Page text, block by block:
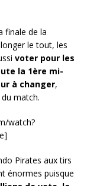
finale de la
le tout, les
voter pour les
la 1ère mi-
à changer,
match.
watch?
Pirates aux tirs
énormes puisque